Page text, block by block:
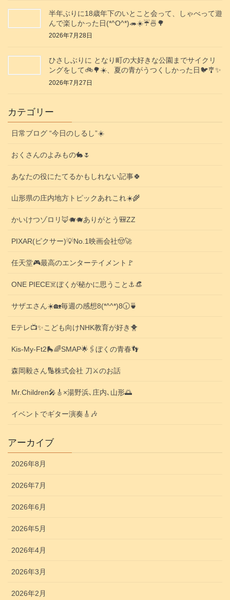
半年ぶりに18歳年下のいとこと会って、しゃべって遊
んで楽しかった日(*^O^*)🦔☀️☔🍜🌳
2026年7月28日
ひさしぶりに となり町の大好きな公園までサイクリ
ングをして🚲️🌳☀️、夏の青がうつくしかった日🐦️🎐✨️
2026年7月27日
カテゴリー
日常ブログ “今日のしるし”☀️
おくさんのよみもの🐇🌷
あなたの役にたてるかもしれない記事🍀
山形県の庄内地方トピックあれこれ☀️🌾
かいけつゾロリ🦊🐗🐗ありがとう🎒ZZ
PIXAR(ピクサー)💡No.1映画会社🤠🚀
任天堂🎮️最高のエンターテイメント🚩
ONE PIECE☠️ぼくが秘かに思うこと⚓️👒
サザエさん☀️🏡毎週の感想8(*^^*)8🕡️🍵
Eテレ📺️✨こども向けNHK教育が好き🐥
Kis-My-Ft2🛼🌈SMAP🌟🖇️ぼくの青春👣
森岡毅さん🔢株式会社 刀⚔️のお話
Mr.Children🎤🎸×湯野浜､庄内､山形🌅
イベントでギター演奏🎸🎶
アーカイブ
2026年8月
2026年7月
2026年6月
2026年5月
2026年4月
2026年3月
2026年2月